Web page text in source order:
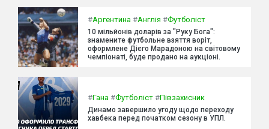
#Аргентина #Англія #Футболіст
10 мільйонів доларів за "Руку Бога":
знамените футбольне взяття воріт,
оформлене Дієго Марадоною на світовому
чемпіонаті, буде продано на аукціоні.
#Гана #Футболіст #Півзахисник
Динамо завершило угоду щодо переходу
хавбека перед початком сезону в УПЛ.